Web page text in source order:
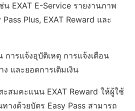
น EXAT E-Service รายงานภาพ
Plus, EXAT Reward และ
การแจ้งอุบัติเหตุ การแจ้งเตือน
และยอดการเติมเงิน
สมคะแนน EXAT Reward ให้ผู้ใช้
างด้วยบัตร Easy Pass สามารถ